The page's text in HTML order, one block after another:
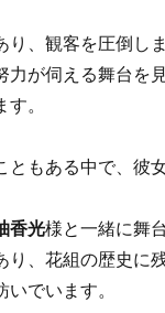
、観客を圧倒しま
が伺える舞台を見
。
もある中で、彼
香光様と一緒に舞
、花組の歴史に
でいます。